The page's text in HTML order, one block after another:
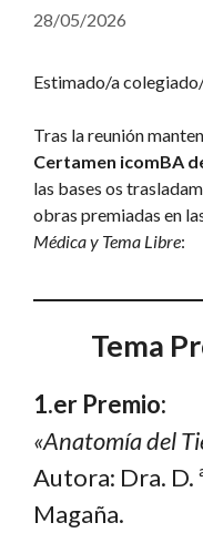
28/05/2026
Estimado/a
Tras la reunión
Certamen icomBA
las bases os
obras premiadas en
Médica y Tema Libre:
Tema
1.er Premio:
«Anatomía del
Autora: Dra. D.
Magaña.